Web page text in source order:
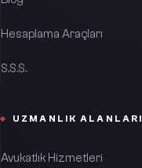
Hesaplama Araçları
S.S.S.
UZMANLIK ALANLARI
Avukatlık Hizmetleri